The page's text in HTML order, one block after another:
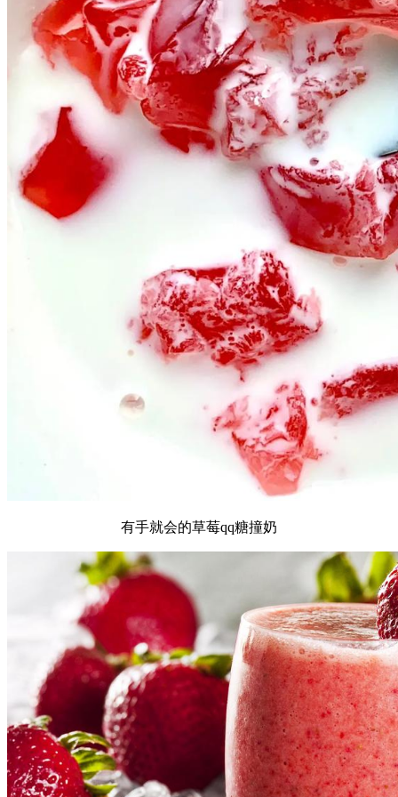
有手就会的草莓qq糖撞奶